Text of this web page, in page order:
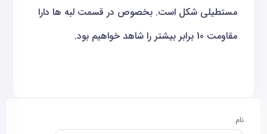
مستطیلی شکل است. بخصوص در قسمت لبه ها دارا
مقاومت 10 برابر بیشتر را شاهد خواهیم بود.
نام